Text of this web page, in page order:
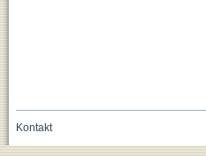
Kontakt